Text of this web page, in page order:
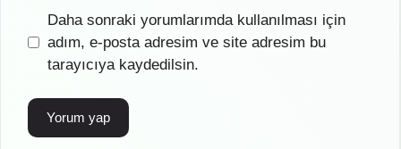
İnternet
sitesi
Daha sonraki yorumlarımda kullanılması için
adım, e-posta adresim ve site adresim bu
tarayıcıya kaydedilsin.